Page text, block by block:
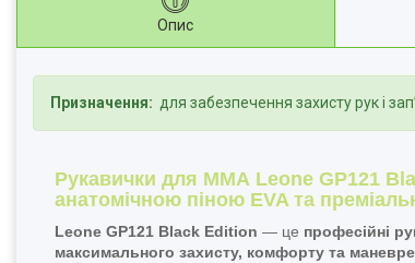
Опис
Призначення: для забезпечення захисту рук і
Рукавички для ММА Leone GP121
анатомічною піною EVA та
Leone GP121 Black Edition — це професійні
максимального захисту, комфорту та